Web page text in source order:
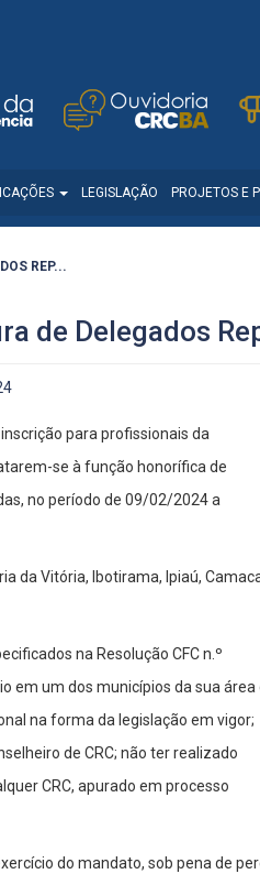
LEGISLAÇÃO PROJETOS E
REP...
de Delegados
para profissionais da
se à função honorífica de
no período de 09/02/2024 a
da Vitória, Ibotirama, Ipiaú,
na Resolução CFC n.º
em um dos municípios da sua área
na forma da legislação em vigor;
de CRC; não ter realizado
CRC, apurado em processo
do mandato, sob pena de